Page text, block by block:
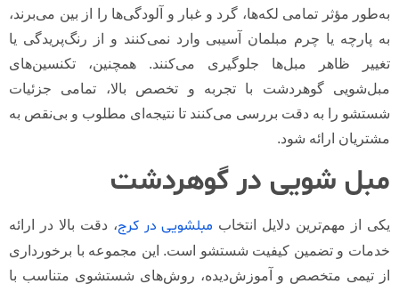
به‌طور مؤثر تمامی لکه‌ها، گرد و غبار و آلودگی‌ها را از بین می‌برند،
به پارچه یا چرم مبلمان آسیبی وارد نمی‌کنند و از رنگ‌پریدگی یا
تغییر ظاهر مبل‌ها جلوگیری می‌کنند. همچنین، تکنسین‌های
مبل‌شویی گوهردشت با تجربه و تخصص بالا، تمامی جزئیات
شستشو را به دقت بررسی می‌کنند تا نتیجه‌ای مطلوب و بی‌نقص به
مشتریان ارائه شود.
مبل شویی در گوهردشت
یکی از مهم‌ترین دلایل انتخاب مبلشویی در کرج، دقت بالا در ارائه
خدمات و تضمین کیفیت شستشو است. این مجموعه با برخورداری
از تیمی متخصص و آموزش‌دیده، روش‌های شستشوی متناسب با